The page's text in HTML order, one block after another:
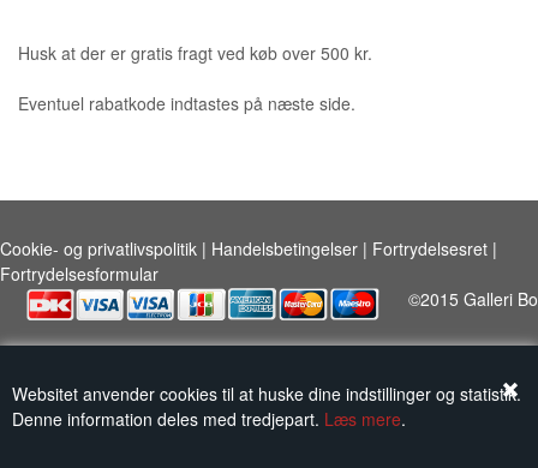
Websitet anvender cookies til at huske dine indstillinger og statistik.
Denne information deles med tredjepart. Læs mere.
FORSIDE GAVEKORT
ERHVERVSINDRETNING OM
KONTAKT
Husk at der er gratis fragt ved køb over 500 kr.
Eventuel rabatkode indtastes på næste side.
Cookie- og privatlivspolitik | Handelsbetingelser | Fortrydelsesret |
Fortrydelsesformular
©2015 Galleri Bo